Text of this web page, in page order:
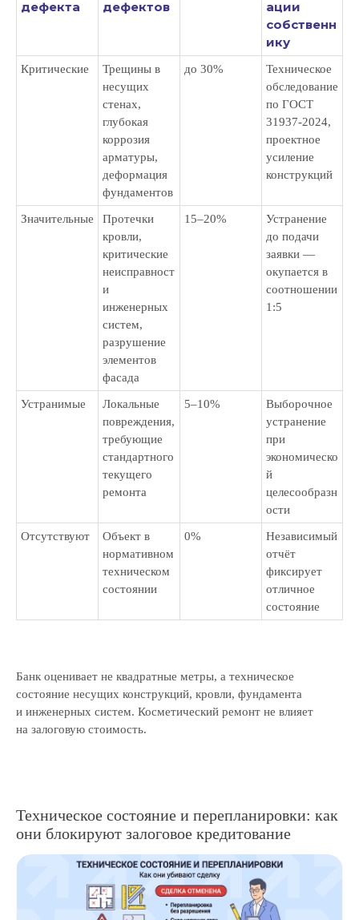
дефекта
дефектов
ации
собственн
ику
Критические
Трещины в
несущих
стенах,
глубокая
коррозия
арматуры,
деформация
фундаментов
до 30%
Техническое
обследование
по ГОСТ
31937-2024,
проектное
усиление
конструкций
Значительные
Протечки
кровли,
критические
неисправност
и
инженерных
систем,
разрушение
элементов
фасада
15–20%
Устранение
до подачи
заявки —
окупается в
соотношении
1:5
Устранимые
Локальные
повреждения,
требующие
стандартного
текущего
ремонта
5–10%
Выборочное
устранение
при
экономическо
й
целесообразн
ости
Отсутствуют
Объект в
нормативном
техническом
состоянии
0%
Независимый
отчёт
фиксирует
отличное
состояние
Банк оценивает не квадратные метры, а техническое
состояние несущих конструкций, кровли, фундамента
и инженерных систем. Косметический ремонт не влияет
на залоговую стоимость.
Техническое состояние и перепланировки: как
они блокируют залоговое кредитование